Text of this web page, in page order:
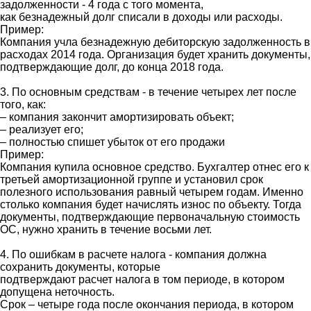
задолженности - 4 года с того момента,
как безнадежный долг списали в доходы или расходы.
Пример:
Компания учла безнадежную дебиторскую задолженность в
расходах 2014 года. Организация будет хранить документы,
подтверждающие долг, до конца 2018 года.
3. По основным средствам - в течение четырех лет после
того, как:
– компания закончит амортизировать объект;
– реализует его;
– полностью спишет убыток от его продажи
Пример:
Компания купила основное средство. Бухгалтер отнес его к
третьей амортизационной группе и установил срок
полезного использования равный четырем годам. Именно
столько компания будет начислять износ по объекту. Тогда
документы, подтверждающие первоначальную стоимость
ОС, нужно хранить в течение восьми лет.
4. По ошибкам в расчете налога - компания должна
сохранить документы, которые
подтверждают расчет налога в том периоде, в котором
допущена неточность.
Срок – четыре года после окончания периода, в котором